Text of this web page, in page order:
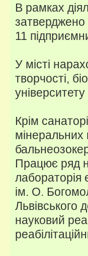
В рамках
затверджено
11
У місті
творчості,
Крім
мінеральних
Працює ряд
лабораторія
ім. О.
Львівського
науковий